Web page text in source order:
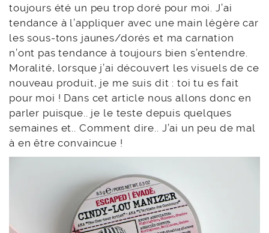
toujours été un peu trop doré pour moi. J’ai
tendance à l’appliquer avec une main légère car
les sous-tons jaunes/dorés et ma carnation
n’ont pas tendance à toujours bien s’entendre.
Moralité, lorsque j’ai découvert les visuels de ce
nouveau produit, je me suis dit : toi tu es fait
pour moi ! Dans cet article nous allons donc en
parler puisque.. je le teste depuis quelques
semaines et.. Comment dire.. J’ai un peu de mal
à en être convaincue !